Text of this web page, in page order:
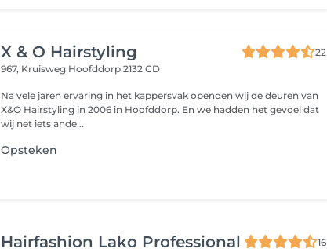
X & O Hairstyling
22
967, Kruisweg Hoofddorp 2132 CD
Na vele jaren ervaring in het kappersvak openden wij de deuren van
X&O Hairstyling in 2006 in Hoofddorp. En we hadden het gevoel dat
wij net iets ande...
Opsteken
Hairfashion Lako Professional
16